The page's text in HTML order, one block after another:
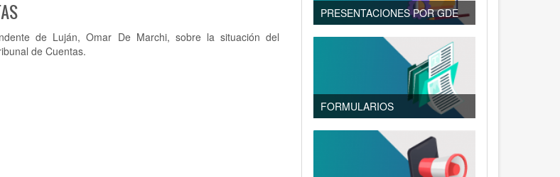
de Luján, Omar De Marchi, sobre la situación del
de Cuentas.
PRESENTACIONES POR GDE
FORMULARIOS